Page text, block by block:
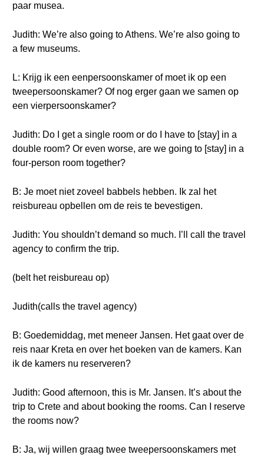
paar musea.
Judith: We’re also going to Athens. We’re also going to
a few museums.
L: Krijg ik een eenpersoonskamer of moet ik op een
tweepersoonskamer? Of nog erger gaan we samen op
een vierpersoonskamer?
Judith: Do I get a single room or do I have to [stay] in a
double room? Or even worse, are we going to [stay] in a
four-person room together?
B: Je moet niet zoveel babbels hebben. Ik zal het
reisbureau opbellen om de reis te bevestigen.
Judith: You shouldn’t demand so much. I’ll call the travel
agency to confirm the trip.
(belt het reisbureau op)
Judith(calls the travel agency)
B: Goedemiddag, met meneer Jansen. Het gaat over de
reis naar Kreta en over het boeken van de kamers. Kan
ik de kamers nu reserveren?
Judith: Good afternoon, this is Mr. Jansen. It’s about the
trip to Crete and about booking the rooms. Can I reserve
the rooms now?
B: Ja, wij willen graag twee tweepersoonskamers met